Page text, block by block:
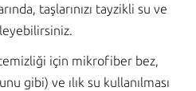
taşlarınızı tayzikli su ve
için mikrofiber bez,
gibi) ve ılık su kullanılması